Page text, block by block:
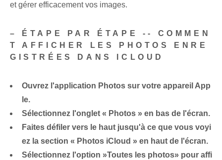
et gérer efficacement vos images.
– ÉTAPE PAR ÉTAPE -- COMMEN
T AFFICHER LES PHOTOS ENRE
GISTRÉES DANS ICLOUD
Ouvrez l'application Photos sur votre appareil App
le.
Sélectionnez l'onglet « Photos » en bas de l'écran.
Faites défiler vers le haut jusqu'à ce que vous voyi
ez la section « Photos iCloud » en haut de l'écran.
Sélectionnez l'option ⁤»Toutes les photos» pour affi